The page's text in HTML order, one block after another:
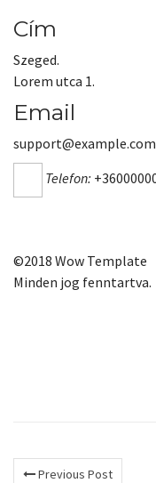
Cím
Szeged.
Lorem utca 1.
Email
support@example.com
Telefon:
©2018 Wow Template
Minden jog fenntartva.
Previous Post